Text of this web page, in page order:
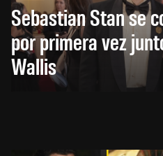
Sebastian Stan se
por primera vez
Wallis